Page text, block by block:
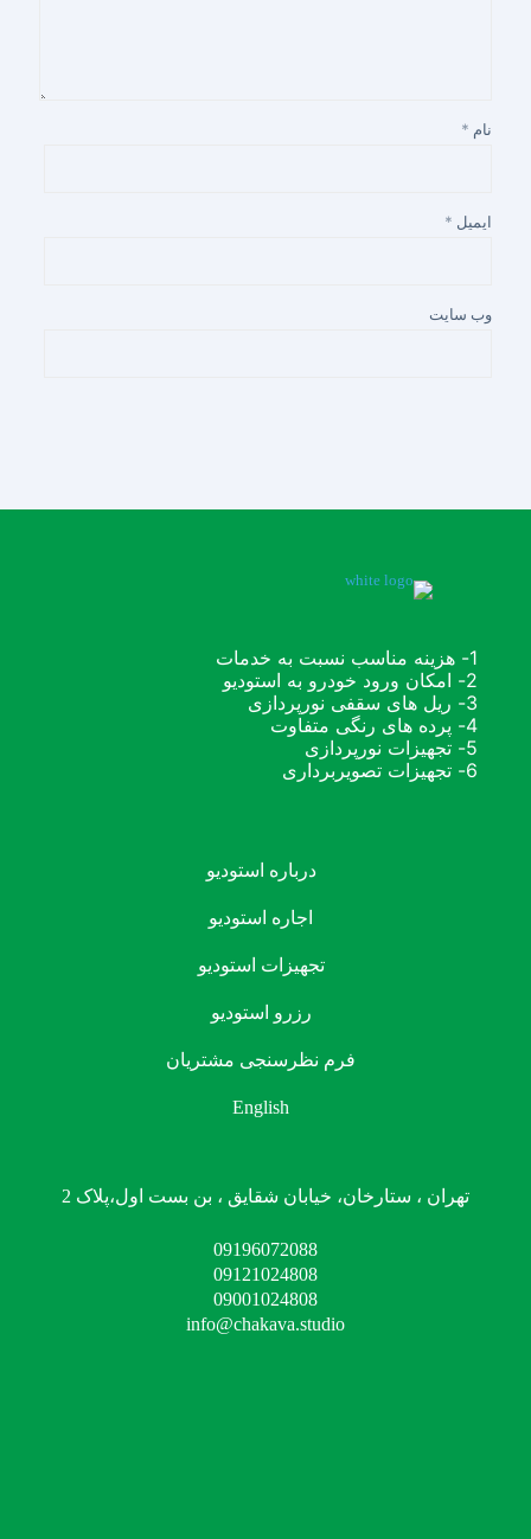
نام *
ایمیل *
وب‌ سایت
1- هزینه مناسب نسبت به خدمات
2- امکان ورود خودرو به استودیو
3- ریل های سقفی نورپردازی
4- پرده های رنگی متفاوت
5- تجهیزات نورپردازی
6- تجهیزات تصویربرداری
درباره استودیو
اجاره استودیو
تجهیزات استودیو
رزرو استودیو
فرم نظرسنجی مشتریان
English
تهران ، ستارخان، خیابان شقایق ، بن بست اول،پلاک 2
09196072088
09121024808
09001024808
info@chakava.studio